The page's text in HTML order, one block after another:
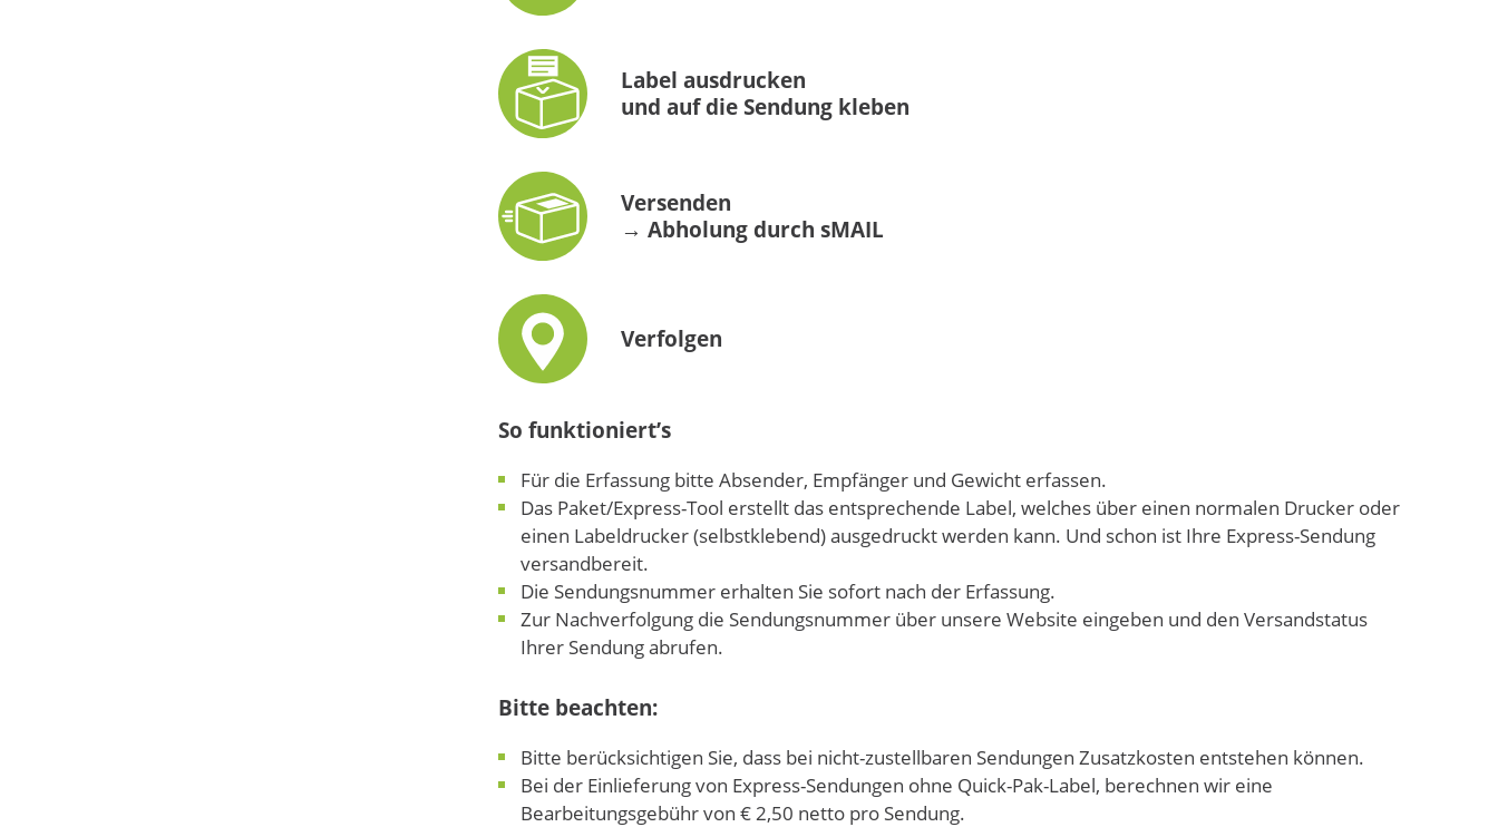
Label ausdrucken
und auf die Sendung kleben
Versenden
→ Abholung durch sMAIL
Verfolgen
So funktioniert’s
Für die Erfassung bitte Absender, Empfänger und Gewicht erfassen.
Das Paket/Express-Tool erstellt das entsprechende Label, welches über einen normalen Drucker oder
einen Labeldrucker (selbstklebend) ausgedruckt werden kann. Und schon ist Ihre Express-Sendung
versandbereit.
Die Sendungsnummer erhalten Sie sofort nach der Erfassung.
Zur Nachverfolgung die Sendungsnummer über unsere Website eingeben und den Versandstatus
Ihrer Sendung abrufen.
Bitte beachten:
Bitte berücksichtigen Sie, dass bei nicht-zustellbaren Sendungen Zusatzkosten entstehen können.
Bei der Einlieferung von Express-Sendungen ohne Quick-Pak-Label, berechnen wir eine
Bearbeitungsgebühr von € 2,50 netto pro Sendung.